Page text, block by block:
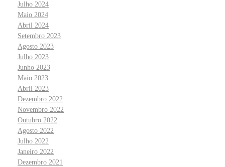
Julho 2024
Maio 2024
Abril 2024
Setembro 2023
Agosto 2023
Julho 2023
Junho 2023
Maio 2023
Abril 2023
Dezembro 2022
Novembro 2022
Outubro 2022
Agosto 2022
Julho 2022
Janeiro 2022
Dezembro 2021